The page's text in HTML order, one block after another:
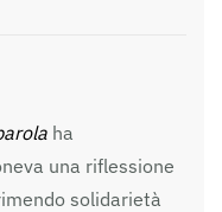
ha
una riflessione
solidarietà